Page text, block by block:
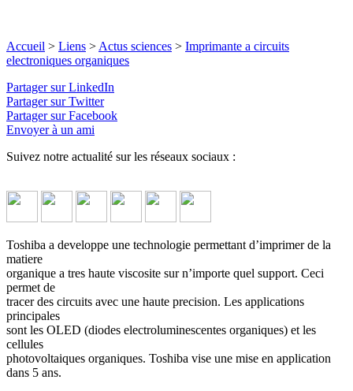
Accueil > Liens > Actus sciences > Imprimante a circuits
electroniques organiques
Partager sur LinkedIn
Partager sur Twitter
Partager sur Facebook
Envoyer à un ami
Suivez notre actualité sur les réseaux sociaux :
Toshiba a developpe une technologie permettant d’imprimer de la
matiere
organique a tres haute viscosite sur n’importe quel support. Ceci
permet de
tracer des circuits avec une haute precision. Les applications
principales
sont les OLED (diodes electroluminescentes organiques) et les
cellules
photovoltaiques organiques. Toshiba vise une mise en application
dans 5 ans.